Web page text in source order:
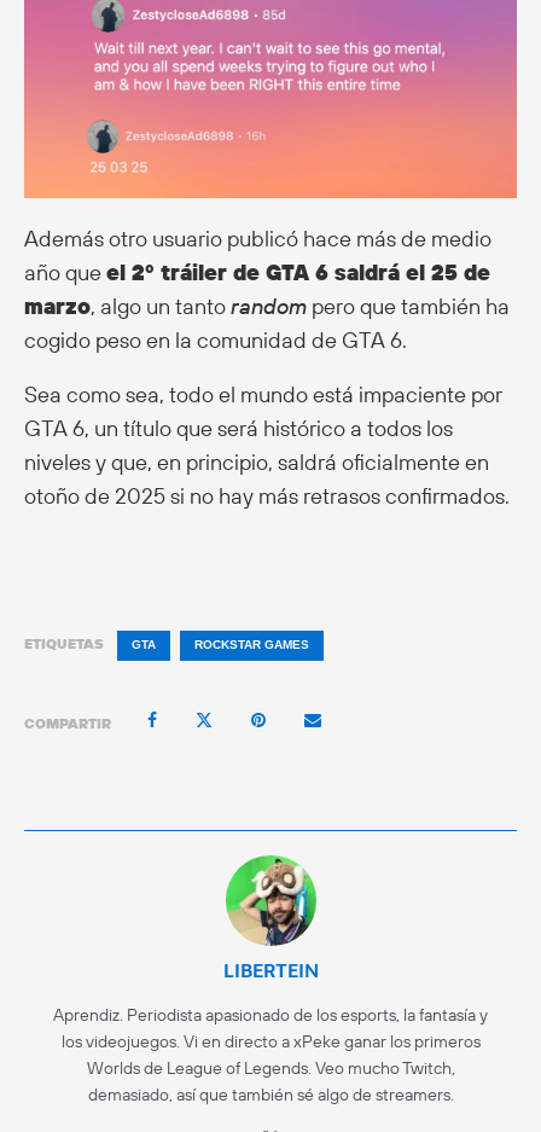
Además otro usuario publicó hace más de medio
año queel 2º tráiler de GTA 6 saldrá el 25 de
marzo, algo un tantorandom pero que también ha
cogido peso en la comunidad de GTA 6.
Sea como sea, todo el mundo está impaciente por
GTA 6, un título que será histórico a todos los
niveles y que, en principio, saldrá oficialmente en
otoño de 2025 si no hay más retrasos confirmados.
ETIQUETAS GTA ROCKSTAR GAMES
COMPARTIR
LIBERTEIN
Aprendiz. Periodista apasionado de los esports, la fantasía y
los videojuegos. Vi en directo a xPeke ganar los primeros
Worlds de League of Legends. Veo mucho Twitch,
demasiado, así que también sé algo de streamers.